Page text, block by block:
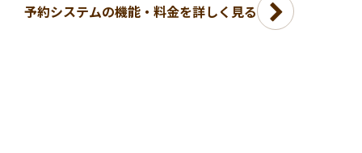
予約システムの機能・料金を詳しく見る